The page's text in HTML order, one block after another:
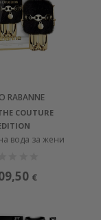
RABANNE
COUTURE
вода за жени
€